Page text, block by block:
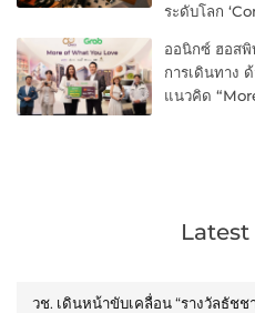
ระดับโลก
ออนิกซ์ ฮอสพิ
การเดินทาง
แนวคิด
Latest
วช. เดินหน้าขับเคลื่อน “รางวัลธัช